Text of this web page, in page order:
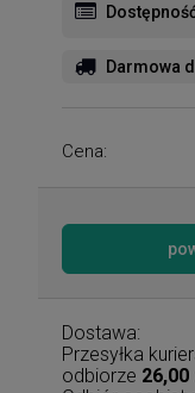
Darmowa
Cena:
Dostawa:
Przesyłka
odbiorze 26,00